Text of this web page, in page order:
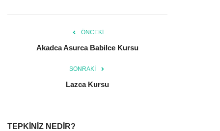
ÖNCEKI
Akadca Asurca Babilce Kursu
SONRAKI
Lazca Kursu
TEPKINIZ NEDIR?